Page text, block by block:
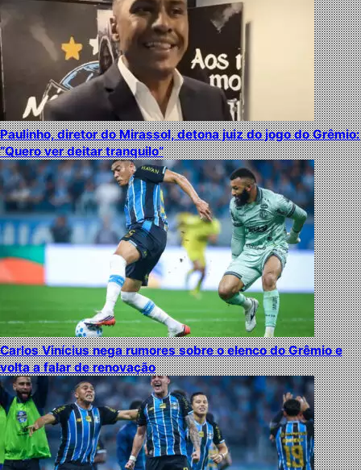
Paulinho, diretor do Mirassol, detona juiz do jogo do Grêmio:
“Quero ver deitar tranquilo”
Carlos Vinícius nega rumores sobre o elenco do Grêmio e
volta a falar de renovação